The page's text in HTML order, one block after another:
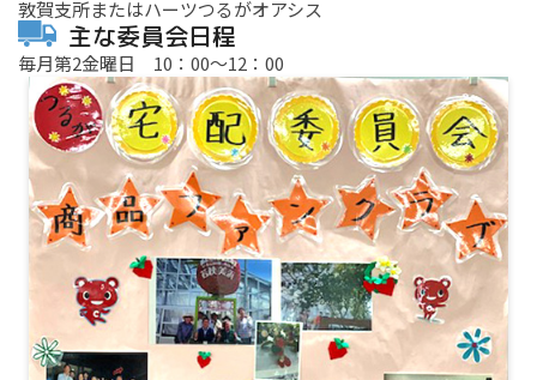
敦賀支所またはハーツつるがオアシス
主な委員会日程
毎月第2金曜日 10：00～12：00